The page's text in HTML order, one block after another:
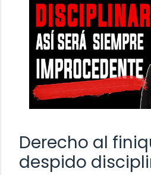
Derecho al
despido